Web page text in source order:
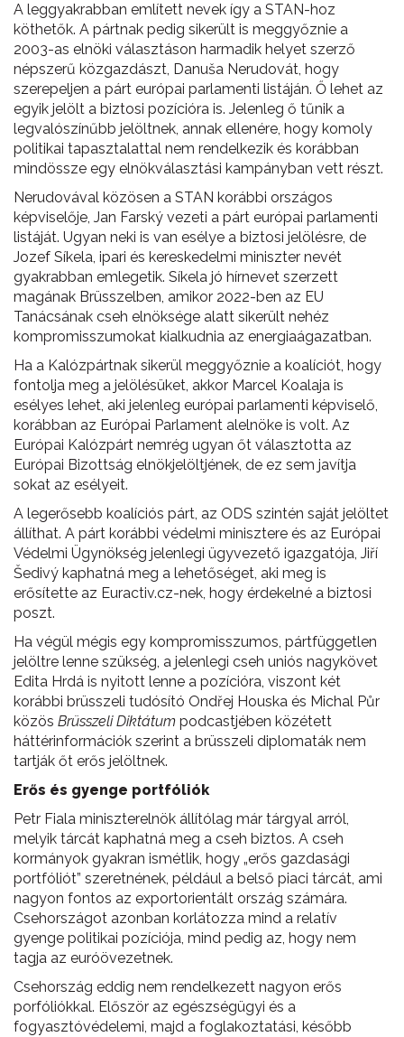
A leggyakrabban említett nevek így a STAN-hoz
köthetők. A pártnak pedig sikerült is meggyőznie a
2003-as elnöki választáson harmadik helyet szerző
népszerű közgazdászt, Danuša Nerudovát, hogy
szerepeljen a párt európai parlamenti listáján. Ő lehet az
egyik jelölt a biztosi pozícióra is. Jelenleg ő tűnik a
legvalószínűbb jelöltnek, annak ellenére, hogy komoly
politikai tapasztalattal nem rendelkezik és korábban
mindössze egy elnökválasztási kampányban vett részt.
Nerudovával közösen a STAN korábbi országos
képviselője, Jan Farský vezeti a párt európai parlamenti
listáját. Ugyan neki is van esélye a biztosi jelölésre, de
Jozef Síkela, ipari és kereskedelmi miniszter nevét
gyakrabban emlegetik. Síkela jó hírnevet szerzett
magának Brüsszelben, amikor 2022-ben az EU
Tanácsának cseh elnöksége alatt sikerült nehéz
kompromisszumokat kialkudnia az energiaágazatban.
Ha a Kalózpártnak sikerül meggyőznie a koalíciót, hogy
fontolja meg a jelölésüket, akkor Marcel Koalaja is
esélyes lehet, aki jelenleg európai parlamenti képviselő,
korábban az Európai Parlament alelnöke is volt. Az
Európai Kalózpárt nemrég ugyan őt választotta az
Európai Bizottság elnökjelöltjének, de ez sem javítja
sokat az esélyeit.
A legerősebb koalíciós párt, az ODS szintén saját jelöltet
állíthat. A párt korábbi védelmi minisztere és az Európai
Védelmi Ügynökség jelenlegi ügyvezető igazgatója, Jiří
Šedivý kaphatná meg a lehetőséget, aki meg is
erősítette az Euractiv.cz-nek, hogy érdekelné a biztosi
poszt.
Ha végül mégis egy kompromisszumos, pártfüggetlen
jelöltre lenne szükség, a jelenlegi cseh uniós nagykövet
Edita Hrdá is nyitott lenne a pozícióra, viszont két
korábbi brüsszeli tudósító Ondřej Houska és Michal Půr
közös Brüsszeli Diktátum podcastjében közétett
háttérinformációk szerint a brüsszeli diplomaták nem
tartják őt erős jelöltnek.
Erős és gyenge portfóliók
Petr Fiala miniszterelnök állítólag már tárgyal arról,
melyik tárcát kaphatná meg a cseh biztos. A cseh
kormányok gyakran ismétlik, hogy „erős gazdasági
portfóliót” szeretnének, például a belső piaci tárcát, ami
nagyon fontos az exportorientált ország számára.
Csehországot azonban korlátozza mind a relatív
gyenge politikai pozíciója, mind pedig az, hogy nem
tagja az euróövezetnek.
Csehország eddig nem rendelkezett nagyon erős
porfóliókkal. Először az egészségügyi és a
fogyasztóvédelemi, majd a foglakoztatási, később